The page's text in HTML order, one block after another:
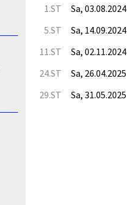
1.ST Sa, 03.08.2024
5.ST Sa, 14.09.2024
11.ST Sa, 02.11.2024
24.ST Sa, 26.04.2025
29.ST Sa, 31.05.2025